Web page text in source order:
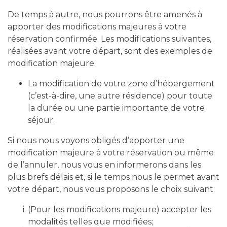
De temps à autre, nous pourrons être amenés à
apporter des modifications majeures à votre
réservation confirmée. Les modifications suivantes,
réalisées avant votre départ, sont des exemples de
modification majeure:
La modification de votre zone d’hébergement
(c’est-à-dire, une autre résidence) pour toute
la durée ou une partie importante de votre
séjour.
Si nous nous voyons obligés d’apporter une
modification majeure à votre réservation ou même
de l’annuler, nous vous en informerons dans les
plus brefs délais et, si le temps nous le permet avant
votre départ, nous vous proposons le choix suivant:
(Pour les modifications majeure) accepter les
modalités telles que modifiées;